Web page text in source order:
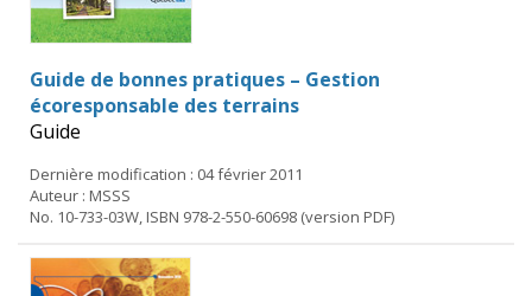
Guide de bonnes pratiques – Gestion
écoresponsable des terrains
Guide
Dernière modification : 04 février 2011
Auteur : MSSS
No. 10-733-03W, ISBN 978-2-550-60698 (version PDF)